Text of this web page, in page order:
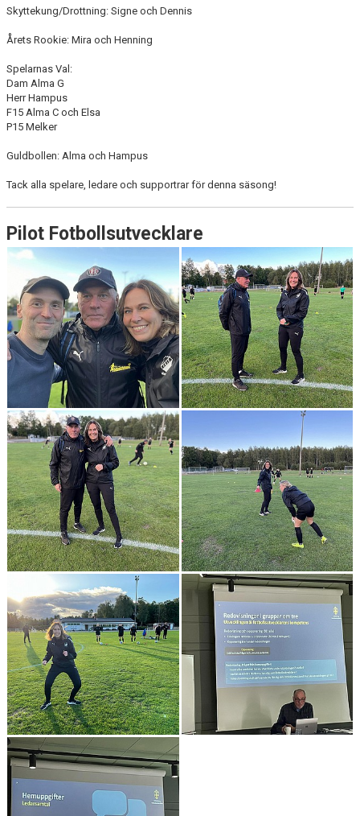
Skyttekung/Drottning: Signe och Dennis
Årets Rookie: Mira och Henning
Spelarnas Val:
Dam Alma G
Herr Hampus
F15 Alma C och Elsa
P15 Melker
Guldbollen: Alma och Hampus
Tack alla spelare, ledare och supportrar för denna säsong!
Pilot Fotbollsutvecklare